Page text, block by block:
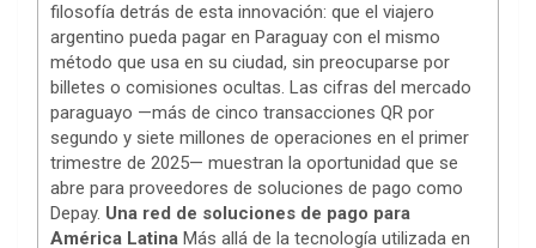
filosofía detrás de esta innovación: que el viajero
argentino pueda pagar en Paraguay con el mismo
método que usa en su ciudad, sin preocuparse por
billetes o comisiones ocultas. Las cifras del mercado
paraguayo —más de cinco transacciones QR por
segundo y siete millones de operaciones en el primer
trimestre de 2025— muestran la oportunidad que se
abre para proveedores de soluciones de pago como
Depay. Una red de soluciones de pago para
América Latina Más allá de la tecnología utilizada en